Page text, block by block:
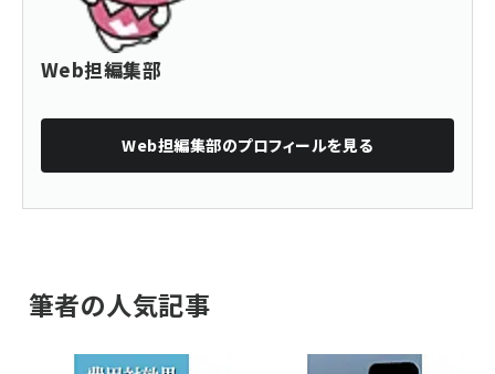
Web担編集部
Web担編集部のプロフィールを見る
筆者の人気記事